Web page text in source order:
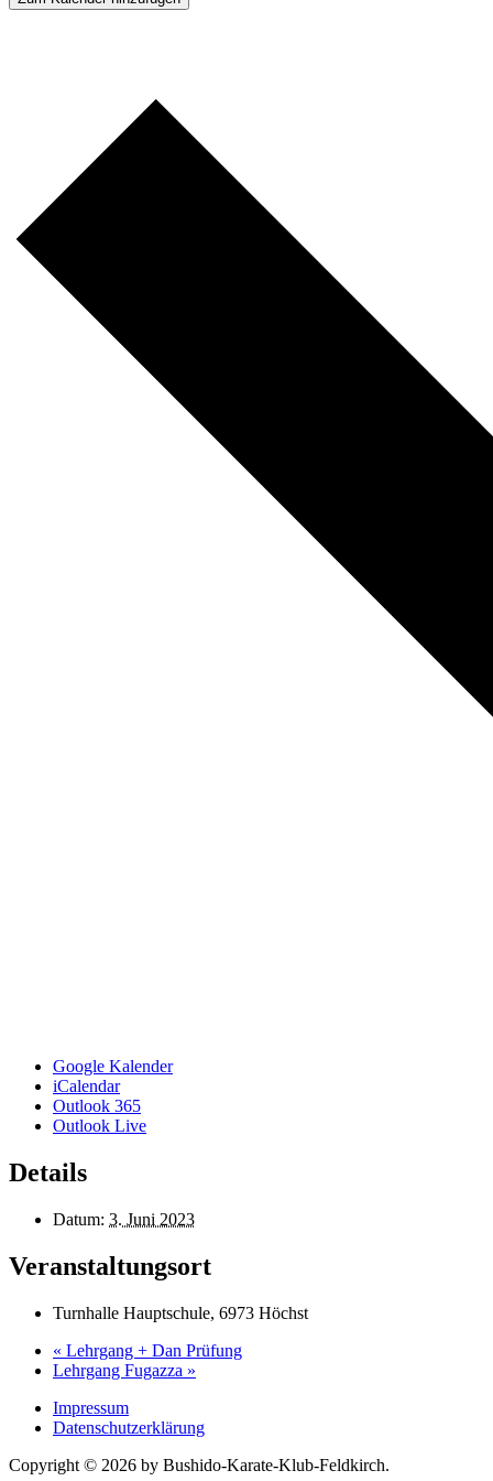
Google Kalender
iCalendar
Outlook 365
Outlook Live
Details
Datum: 3. Juni 2023
Veranstaltungsort
Turnhalle Hauptschule, 6973 Höchst
« Lehrgang + Dan Prüfung
Lehrgang Fugazza »
Impressum
Datenschutzerklärung
Copyright © 2026 by Bushido-Karate-Klub-Feldkirch.